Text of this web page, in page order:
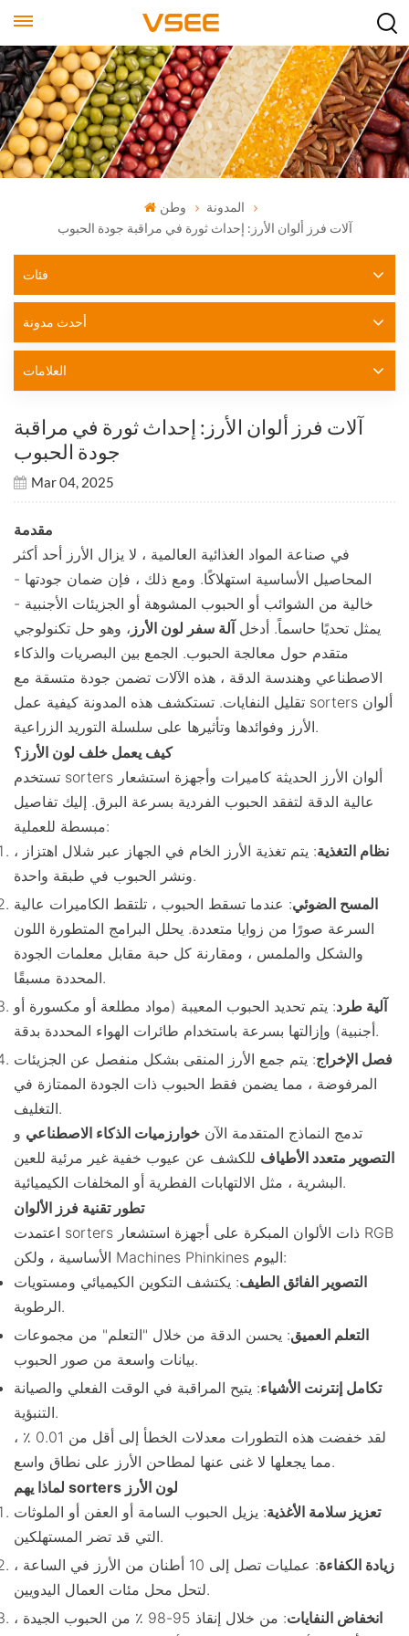
وطن
المدونة
آلات فرز ألوان الأرز: إحداث ثورة في مراقبة جودة الحبوب
فئات
أحدث مدونة
العلامات
آلات فرز ألوان الأرز: إحداث ثورة في مراقبة
جودة الحبوب
Mar 04, 2025
مقدمة
في صناعة المواد الغذائية العالمية ، لا يزال الأرز أحد أكثر
المحاصيل الأساسية استهلاكًا. ومع ذلك ، فإن ضمان جودتها -
خالية من الشوائب أو الحبوب المشوهة أو الجزيئات الأجنبية -
يمثل تحديًا حاسماً. أدخل آلة سفر لون الأرز ، وهو حل تكنولوجي
متقدم حول معالجة الحبوب. الجمع بين البصريات والذكاء
الاصطناعي وهندسة الدقة ، هذه الآلات تضمن جودة متسقة مع
تقليل النفايات. تستكشف هذه المدونة كيفية عمل sorters ألوان
الأرز وفوائدها وتأثيرها على سلسلة التوريد الزراعية.
كيف يعمل خلف لون الأرز؟
تستخدم sorters ألوان الأرز الحديثة كاميرات وأجهزة استشعار
عالية الدقة لتفقد الحبوب الفردية بسرعة البرق. إليك تفاصيل
مبسطة للعملية:
نظام التغذية: يتم تغذية الأرز الخام في الجهاز عبر شلال اهتزاز ،
ونشر الحبوب في طبقة واحدة.
المسح الضوئي: عندما تسقط الحبوب ، تلتقط الكاميرات عالية
السرعة صورًا من زوايا متعددة. يحلل البرامج المتطورة اللون
والشكل والملمس ، ومقارنة كل حبة مقابل معلمات الجودة
المحددة مسبقًا.
آلية طرد: يتم تحديد الحبوب المعيبة (مواد مطلعة أو مكسورة أو
أجنبية) وإزالتها بسرعة باستخدام طائرات الهواء المحددة بدقة.
فصل الإخراج: يتم جمع الأرز المنقى بشكل منفصل عن الجزيئات
المرفوضة ، مما يضمن فقط الحبوب ذات الجودة الممتازة في
التغليف.
تدمج النماذج المتقدمة الآن خوارزميات الذكاء الاصطناعي و
التصوير متعدد الأطياف للكشف عن عيوب خفية غير مرئية للعين
البشرية ، مثل الالتهابات الفطرية أو المخلفات الكيميائية.
تطور تقنية فرز الألوان
اعتمدت sorters ذات الألوان المبكرة على أجهزة استشعار RGB
الأساسية ، ولكن Machines Phinkines اليوم:
التصوير الفائق الطيف: يكتشف التكوين الكيميائي ومستويات
الرطوبة.
التعلم العميق: يحسن الدقة من خلال "التعلم" من مجموعات
بيانات واسعة من صور الحبوب.
تكامل إنترنت الأشياء: يتيح المراقبة في الوقت الفعلي والصيانة
التنبؤية.
لقد خفضت هذه التطورات معدلات الخطأ إلى أقل من 0.01 ٪ ،
مما يجعلها لا غنى عنها لمطاحن الأرز على نطاق واسع.
لماذا يهم sorters لون الأرز
تعزيز سلامة الأغذية: يزيل الحبوب السامة أو العفن أو الملوثات
التي قد تضر المستهلكين.
زيادة الكفاءة
: عمليات تصل إلى 10 أطنان من الأرز في الساعة ،
لتحل محل مئات العمال اليدويين.
انخفاض النفايات
: من خلال إنقاذ 95-98 ٪ من الحبوب الجيدة ،